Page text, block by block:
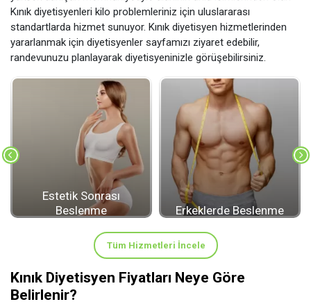
Kınık diyetisyenleri kilo problemleriniz için uluslararası
standartlarda hizmet sunuyor. Kınık diyetisyen hizmetlerinden
yararlanmak için diyetisyenler sayfamızı ziyaret edebilir,
randevunuzu planlayarak diyetisyeninizle görüşebilirsiniz.
Estetik Sonrası
Beslenme
Erkeklerde Beslenme
Tüm Hizmetleri İncele
Kınık Diyetisyen Fiyatları Neye Göre
Belirlenir?